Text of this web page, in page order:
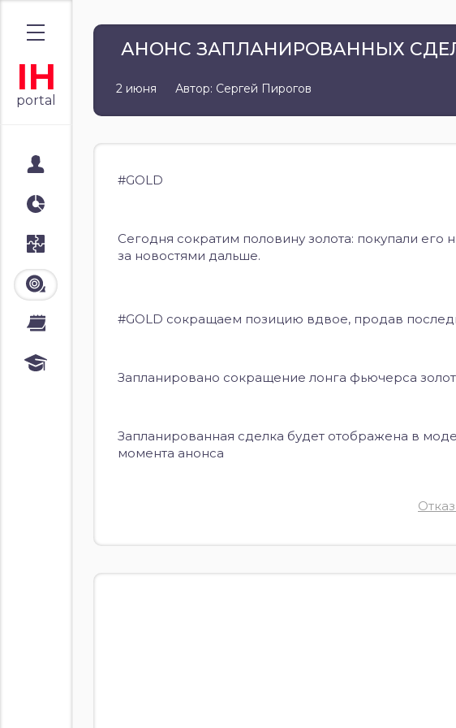
IH
portal
Стратегии
Лента
Календари
АНОНС ЗАПЛАНИРОВАННЫХ
2 июня Автор: Сергей Пирогов
#GOLD
Сегодня сократим половину золота: покупали
за новостями дальше.
#GOLD сокращаем позицию вдвое, продав
Запланировано сокращение лонга фьючерса золота
Запланированная сделка будет отображена в
момента анонса